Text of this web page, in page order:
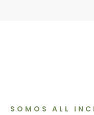
SOMOS ALL